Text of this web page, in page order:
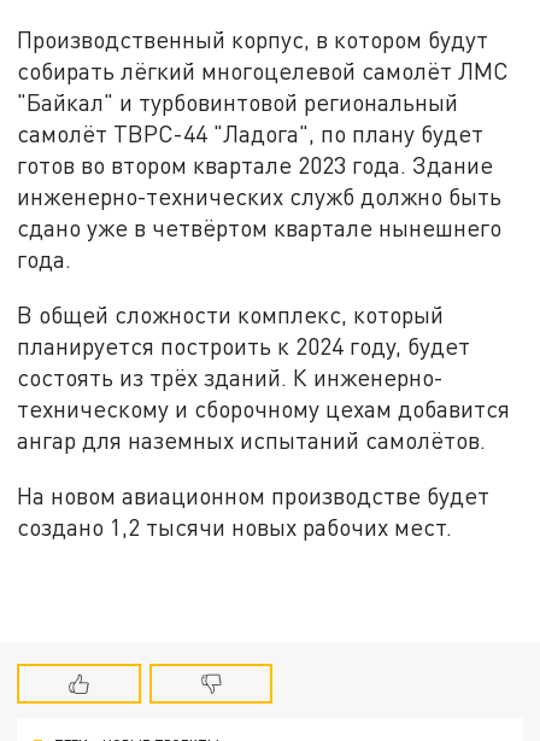
Производственный корпус, в котором будут
собирать лёгкий многоцелевой самолёт ЛМС
"Байкал" и турбовинтовой региональный
самолёт ТВРС-44 "Ладога", по плану будет
готов во втором квартале 2023 года. Здание
инженерно-технических служб должно быть
сдано уже в четвёртом квартале нынешнего
года.
В общей сложности комплекс, который
планируется построить к 2024 году, будет
состоять из трёх зданий. К инженерно-
техническому и сборочному цехам добавится
ангар для наземных испытаний самолётов.
На новом авиационном производстве будет
создано 1,2 тысячи новых рабочих мест.